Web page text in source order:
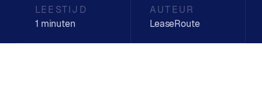
LEESTIJD
1 minuten
AUTEUR
LeaseRoute